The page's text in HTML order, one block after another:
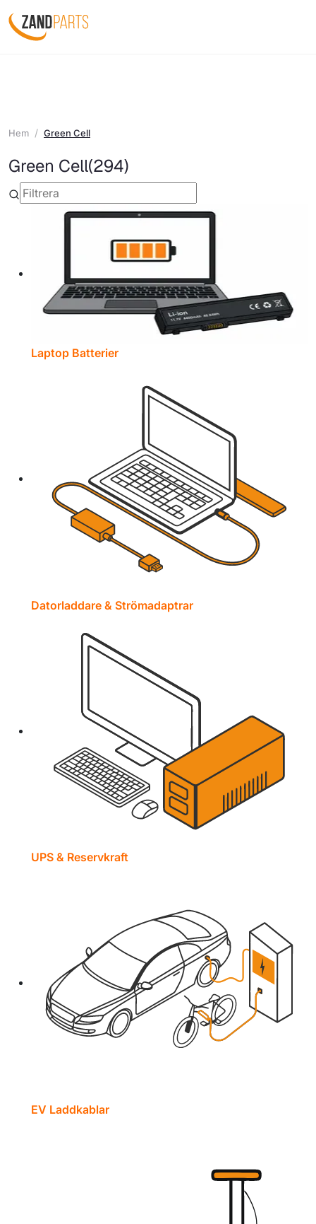
Hem Green Cell
Green Cell(294)
Laptop Batterier
Datorladdare & Strömadaptrar
UPS & Reservkraft
EV Laddkablar